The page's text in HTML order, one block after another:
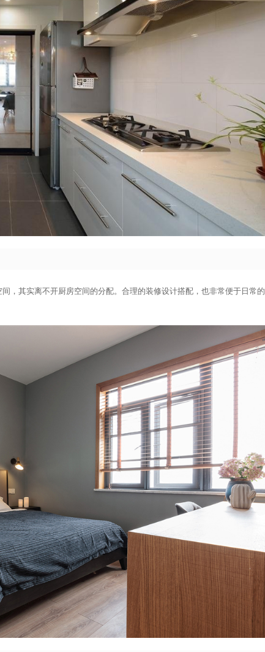
，其实离不开厨房空间的分配。合理的装修设计搭配，也非常便于日常的